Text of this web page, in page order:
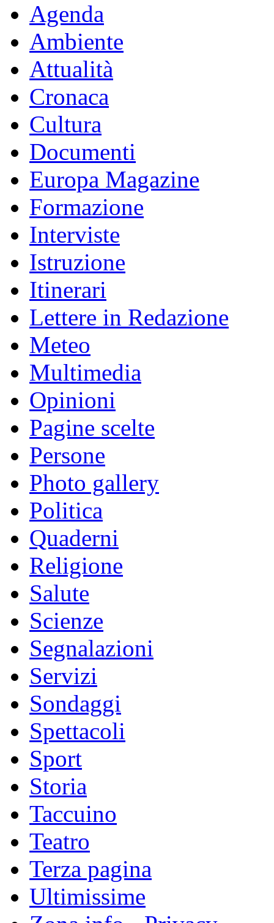
Agenda
Ambiente
Attualità
Cronaca
Cultura
Documenti
Europa Magazine
Formazione
Interviste
Istruzione
Itinerari
Lettere in Redazione
Meteo
Multimedia
Opinioni
Pagine scelte
Persone
Photo gallery
Politica
Quaderni
Religione
Salute
Scienze
Segnalazioni
Servizi
Sondaggi
Spettacoli
Sport
Storia
Taccuino
Teatro
Terza pagina
Ultimissime